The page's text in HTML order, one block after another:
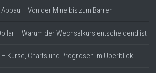
– Von der Mine bis zum Barren
– Warum der Wechselkurs entscheidend ist
Kurse, Charts und Prognosen im Überblick